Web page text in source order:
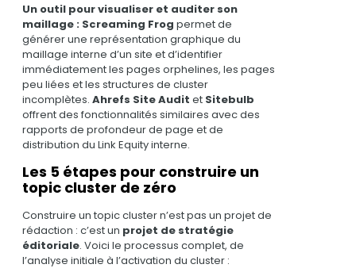
Un outil pour visualiser et auditer son
maillage : Screaming Frog permet de
générer une représentation graphique du
maillage interne d’un site et d’identifier
immédiatement les pages orphelines, les pages
peu liées et les structures de cluster
incomplètes. Ahrefs Site Audit et Sitebulb
offrent des fonctionnalités similaires avec des
rapports de profondeur de page et de
distribution du Link Equity interne.
Les 5 étapes pour construire un
topic cluster de zéro
Construire un topic cluster n’est pas un projet de
rédaction : c’est un projet de stratégie
éditoriale. Voici le processus complet, de
l’analyse initiale à l’activation du cluster :